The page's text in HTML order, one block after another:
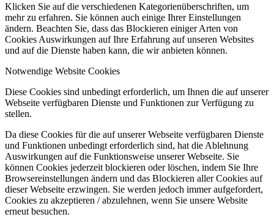
Klicken Sie auf die verschiedenen Kategorienüberschriften, um
mehr zu erfahren. Sie können auch einige Ihrer Einstellungen
ändern. Beachten Sie, dass das Blockieren einiger Arten von
Cookies Auswirkungen auf Ihre Erfahrung auf unseren Websites
und auf die Dienste haben kann, die wir anbieten können.
Notwendige Website Cookies
Diese Cookies sind unbedingt erforderlich, um Ihnen die auf unserer
Webseite verfügbaren Dienste und Funktionen zur Verfügung zu
stellen.
Da diese Cookies für die auf unserer Webseite verfügbaren Dienste
und Funktionen unbedingt erforderlich sind, hat die Ablehnung
Auswirkungen auf die Funktionsweise unserer Webseite. Sie
können Cookies jederzeit blockieren oder löschen, indem Sie Ihre
Browsereinstellungen ändern und das Blockieren aller Cookies auf
dieser Webseite erzwingen. Sie werden jedoch immer aufgefordert,
Cookies zu akzeptieren / abzulehnen, wenn Sie unsere Website
erneut besuchen.